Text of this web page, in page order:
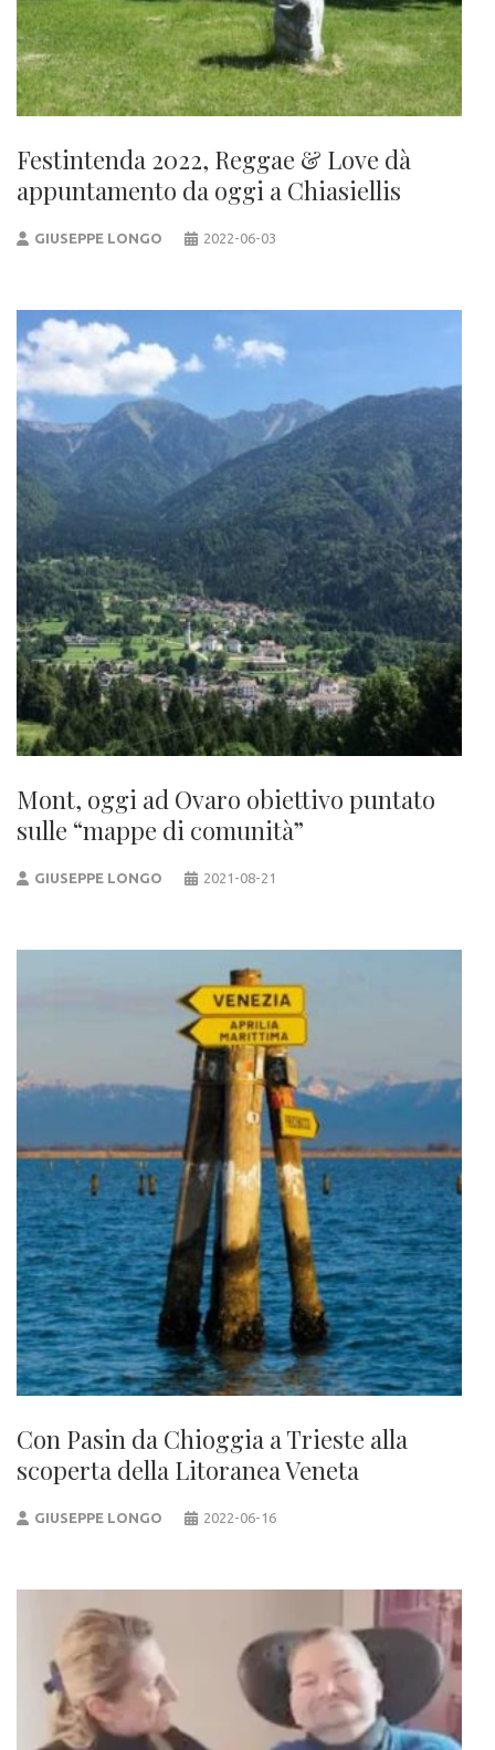
Festintenda 2022, Reggae & Love dà
appuntamento da oggi a Chiasiellis
GIUSEPPE LONGO 2022-06-03
Mont, oggi ad Ovaro obiettivo puntato
sulle “mappe di comunità”
GIUSEPPE LONGO 2021-08-21
Con Pasin da Chioggia a Trieste alla
scoperta della Litoranea Veneta
GIUSEPPE LONGO 2022-06-16